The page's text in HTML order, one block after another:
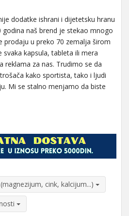
dodatke ishrani i dijetetsku hranu
godina naš brend je stekao mnogo
prodaju u preko 70 zemalja širom
svaka kapsula, tableta ili mera
reklama za nas. Trudimo se da
kako sportista, tako i ljudi
Mi se stalno menjamo da biste
cink, kalcijum...)